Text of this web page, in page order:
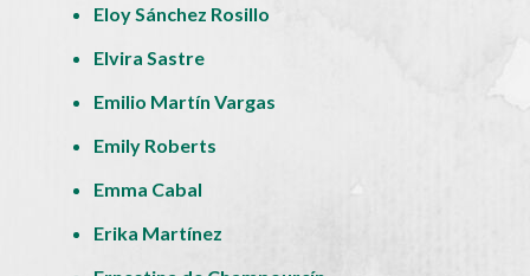
Eloy Sánchez Rosillo
Elvira Sastre
Emilio Martín Vargas
Emily Roberts
Emma Cabal
Erika Martínez